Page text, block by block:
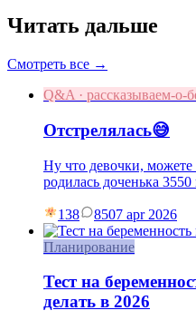
Читать дальше
Смотреть все →
Q&A · рассказываем-о-
Отстрелялась😅
Ну что девочки, можете
родилась доченька
138 8507 apr 2026
Планирование
Тест на
делать в 2026